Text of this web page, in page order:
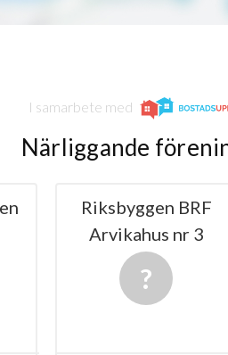
I samarbete med
Närliggande
Riksbyggen BRF
Arvikahus nr 3